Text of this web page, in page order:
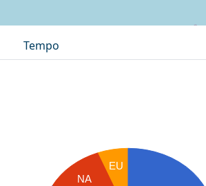
Tempo
EU
NA